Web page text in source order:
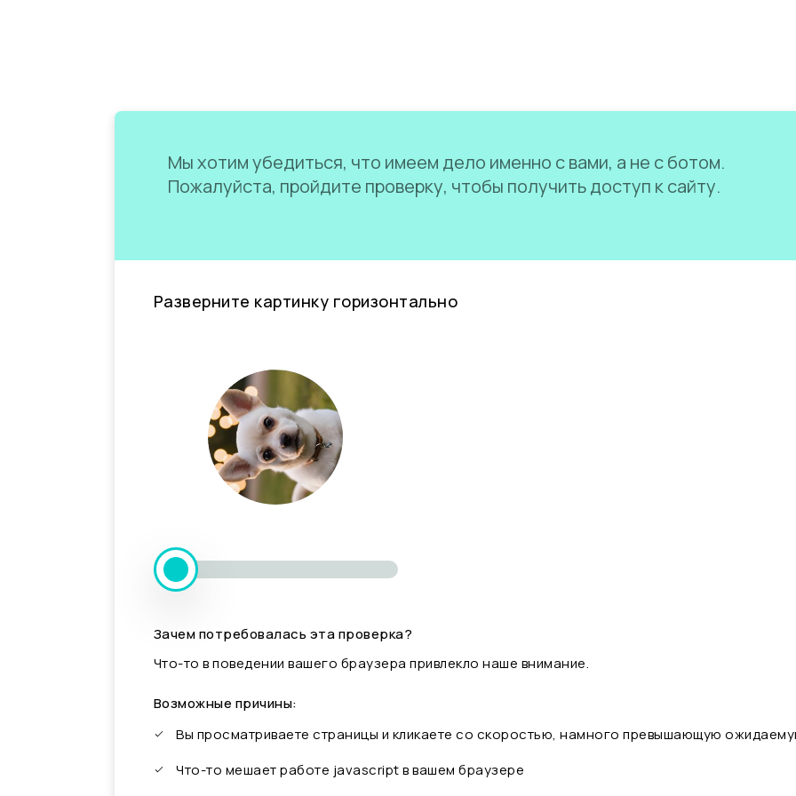
Мы хотим убедиться, что имеем дело именно с вами, а не с ботом.
Пожалуйста, пройдите проверку, чтобы получить доступ к сайту.
Разверните картинку горизонтально
Зачем потребовалась эта проверка?
Что-то в поведении вашего браузера привлекло наше внимание.
Возможные причины:
Вы просматриваете страницы и кликаете со скоростью, намного превышающую
Что-то мешает работе javascript в вашем браузере